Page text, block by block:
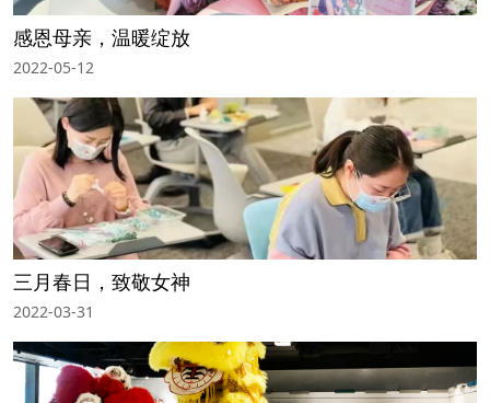
感恩母亲，温暖绽放
2022-05-12
三月春日，致敬女神
2022-03-31